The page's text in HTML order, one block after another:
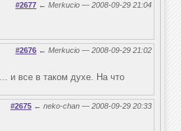
#2677 ← Merkucio — 2008-09-29 21:04
#2676 ← Merkucio — 2008-09-29 21:02
и все в таком духе. На что
#2675 ← neko-chan — 2008-09-29 20:33